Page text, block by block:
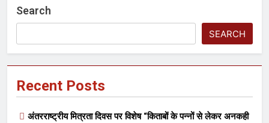
Search
SEARCH
Recent Posts
अंतरराष्ट्रीय मित्रता दिवस पर विशेष “किताबों के पन्नों से लेकर अनकही